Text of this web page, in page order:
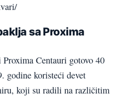
sa Proxima
Centauri gotovo 40
godine koristeći devet
koji su radili na različitim